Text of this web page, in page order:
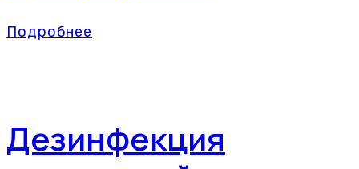
Подробнее
Дезинфекция